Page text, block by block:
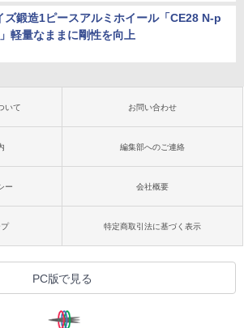
ズ鍛造1ピースアルミホイール「CE28 N-p
軽量なままに剛性を向上
いて お問い合わせ
編集部へのご連絡
ー 会社概要
特定商取引法に基づく表示
PC版で見る